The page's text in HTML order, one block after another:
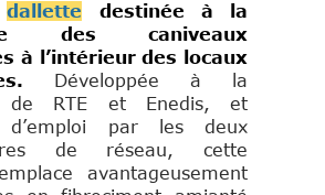
dallette destinée à la
des caniveaux
à l’intérieur des locaux
Développée à la
de RTE et Enedis, et
d’emploi par les deux
de réseau, cette
avantageusement